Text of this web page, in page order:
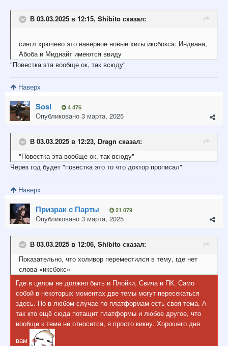
В 03.03.2025 в 12:15, Shibito сказал:
сингл хрючево это наверное новые хиты иксбокса: Индиана,
Абоба и Миднайт имеются ввиду
"Повестка эта вообще ок, так всюду"
Наверх
Sosi 4 476
Опубликовано 3 марта, 2025
В 03.03.2025 в 12:23, Dragn сказал:
"Повесткаэта вообще ок, так всюду"
Через год будет "повестка это то что доктор прописал"
Наверх
Призрак с Парты 21 079
Опубликовано 3 марта, 2025
В 03.03.2025 в 12:06, Shibito сказал:
Показательно, что холивор переместился в тему, где нет
слова «иксбокс»
Где в целом не должно быть и Плойки, Свича и ПК. Само
собой в некоторых моментах две темы могут пересекаться
здесь. Но в любом случае по платформам есть своя тема. А
так кто ещё сюда потащит платформы и любое другое, что
вообще к теме не относится, я просто кикну. Хорошего дня
вам